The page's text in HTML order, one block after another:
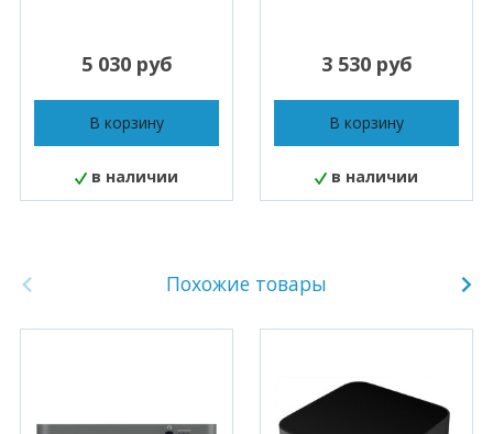
5 030 руб
В корзину
в наличии
3 530 руб
В корзину
в наличии
Похожие товары